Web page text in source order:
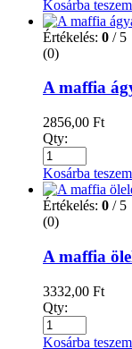
Kosárba teszem
Értékelés: 0 / 5
(0)
A maffia
2856,00 Ft
Qty:
Kosárba teszem
Értékelés: 0 / 5
(0)
A maffia
3332,00 Ft
Qty:
Kosárba teszem